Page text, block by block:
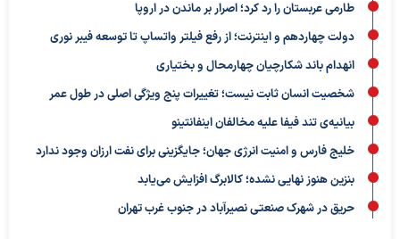
طارمی عربستان را رد کرد؛ اصرار بر ماندن در اروپا
دولت چهاردهم و اینترنت؛ از رفع فیلتر واتساپ تا توسعه فیبر نوری
انهدام باند شکارچیان چهارمحال و بختیاری
شخصیت انسان ثابت نیست؛ تغییرات پنج ویژگی اصلی در طول عمر
بیانیه‌ی تند فیفا علیه مخالفان اینفانتینو
خلیج فارس و امنیت انرژی جهان؛ جایگزینی برای نفت ارزان وجود ندارد
بنزین هنوز نهایی نشده؛ کالابرگ افزایش می‌یابد
حریق در شهرک صنعتی نصیرآباد در جنوب غرب تهران